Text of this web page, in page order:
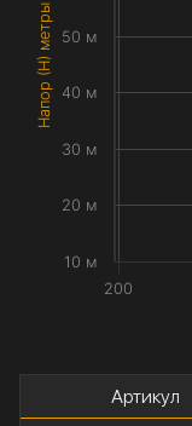
Напор (H) метры
200
10 м
20 м
30 м
40 м
50 м
Артикул